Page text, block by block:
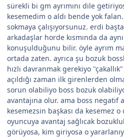
sürekli bi gm ayrımını dile
kesemedim o aldı bende yok
sokmaya çalışıyorsunuz. erdi
arkadaşlar horde kısmında da
konuşulduğunu bilir. öyle ayrım
ortada zaten. ayrıca şu bozuk
hızlı davranmak gerekiyo
açıldığı zaman ilk girenlerden
sorun olabiliyo boss bozuk
avantajına olur. ama boss negatif
kesemezsin başkası da kesemez
oyuncuya avantaj sağlıcak
görüyosa, kim giriyosa o